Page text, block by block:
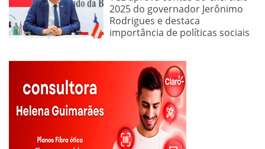
2025 do governador Jerônimo
Rodrigues e destaca
importância de políticas sociais